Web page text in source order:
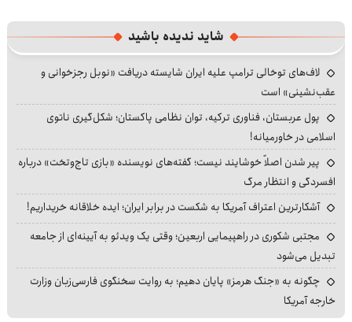
شاید ندیده باشید
لاف‌های توخالی ترامپ علیه ایران شایسته دریافت «نوبل رجزخوانی و
عقب‌نشینی» است
پول عربستان، فناوری ترکیه، توان نظامی پاکستان؛ شکل‌گیری ناتوی
اسلامی در خاورمیانه!
پیر شدن اصلاً خوشایند نیست؛ گفته‌های نویسنده «بازی تاج‌وتخت» درباره
افسردگی و انتظار مرگ
آشکارترین اعتراف آمریکا به شکست در برابر ایران؛ ایده خلاقانه خریداریم!
مجتبی شکوری در راهپیمایی اربعین؛ وقتی یک ویدئو به آیینه‌ای از جامعه
تبدیل می‌شود
چگونه به «جنگ هرمز» پایان دهیم؛ به روایت سخنگوی فارسی‌زبان وزارت
خارجه آمریکا